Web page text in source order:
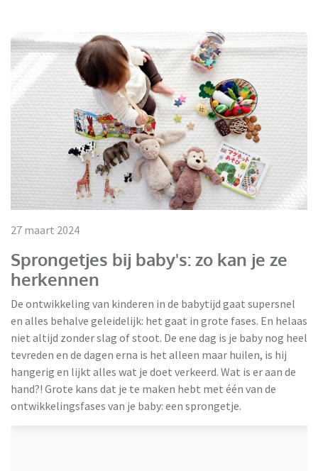
27 maart 2024
Sprongetjes bij baby's: zo kan je ze
herkennen
De ontwikkeling van kinderen in de babytijd gaat supersnel
en alles behalve geleidelijk: het gaat in grote fases. En helaas
niet altijd zonder slag of stoot. De ene dag is je baby nog heel
tevreden en de dagen erna is het alleen maar huilen, is hij
hangerig en lijkt alles wat je doet verkeerd. Wat is er aan de
hand?! Grote kans dat je te maken hebt met één van de
ontwikkelingsfases van je baby: een sprongetje.